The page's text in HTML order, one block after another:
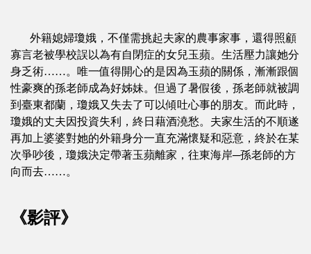
外籍媳婦瓊娥，不僅需挑起夫家的農事家事，還得照顧
寡言老被學校誤以為有自閉症的女兒玉蘋。生活壓力讓她分
身乏術……。唯一值得開心的是因為玉蘋的關係，漸漸跟個
性豪爽的孫老師成為好姊妹。但過了暑假後，孫老師就被調
到臺東都蘭，瓊娥又失去了可以傾吐心事的朋友。而此時，
瓊娥的丈夫因投資失利，終日藉酒澆愁。夫家生活的不順遂
再加上婆婆對她的外籍身分一直充滿懷疑和惡意，終於在某
次爭吵後，瓊娥決定帶著玉蘋離家，往東海岸─孫老師的方
向而去……。
《影評》